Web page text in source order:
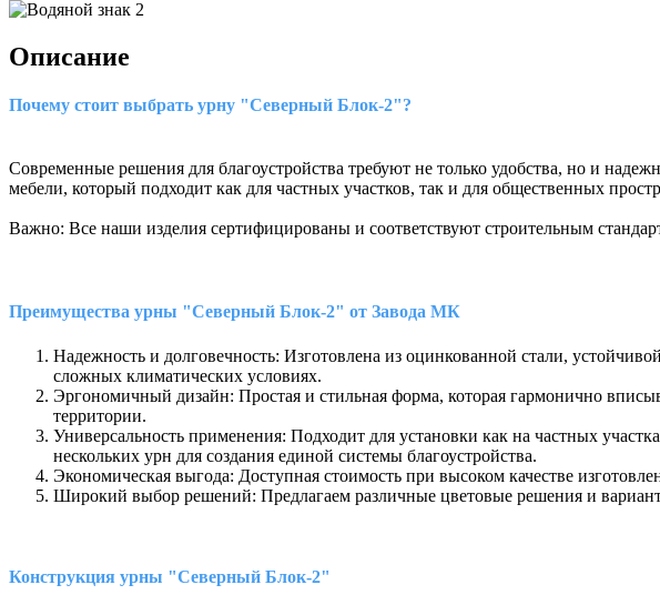
Описание
Почему стоит выбрать урну "Северный Блок-2"?
Современные решения для благоустройства требуют не только удобства, но и
мебели, который подходит как для частных участков, так и для общественных
Важно: Все наши изделия сертифицированы и соответствуют строительным
Преимущества урны "Северный Блок-2" от Завода МК
Надежность и долговечность: Изготовлена из оцинкованной стали,
сложных климатических условиях.
Эргономичный дизайн: Простая и стильная форма, которая гармонично
территории.
Универсальность применения: Подходит для установки как на частных
нескольких урн для создания единой системы благоустройства.
Экономическая выгода: Доступная стоимость при высоком качестве
Широкий выбор решений: Предлагаем различные цветовые решения и
Конструкция урны "Северный Блок-2"